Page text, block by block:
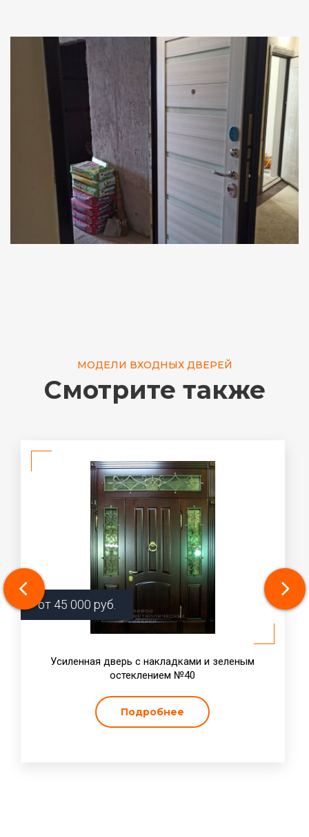
МОДЕЛИ ВХОДНЫХ ДВЕРЕЙ
Смотрите также
от 45 000 руб.
Усиленная дверь с накладками и зеленым
остеклением №40
Подробнее